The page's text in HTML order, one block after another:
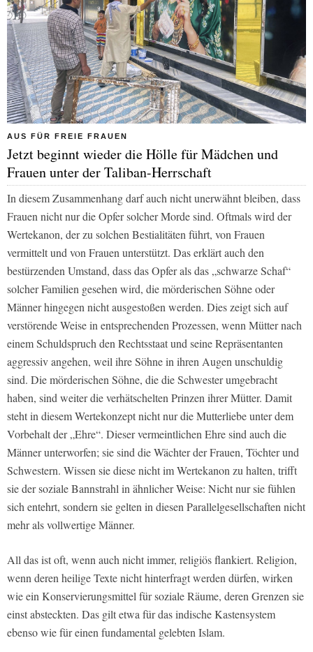
AUS FÜR FREIE FRAUEN
Jetzt beginnt wieder die Hölle für Mädchen und
Frauen unter der Taliban-Herrschaft
In diesem Zusammenhang darf auch nicht unerwähnt bleiben, dass
Frauen nicht nur die Opfer solcher Morde sind. Oftmals wird der
Wertekanon, der zu solchen Bestialitäten führt, von Frauen
vermittelt und von Frauen unterstützt. Das erklärt auch den
bestürzenden Umstand, dass das Opfer als das „schwarze Schaf“
solcher Familien gesehen wird, die mörderischen Söhne oder
Männer hingegen nicht ausgestoßen werden. Dies zeigt sich auf
verstörende Weise in entsprechenden Prozessen, wenn Mütter nach
einem Schuldspruch den Rechtsstaat und seine Repräsentanten
aggressiv angehen, weil ihre Söhne in ihren Augen unschuldig
sind. Die mörderischen Söhne, die die Schwester umgebracht
haben, sind weiter die verhätschelten Prinzen ihrer Mütter. Damit
steht in diesem Wertekonzept nicht nur die Mutterliebe unter dem
Vorbehalt der „Ehre“. Dieser vermeintlichen Ehre sind auch die
Männer unterworfen; sie sind die Wächter der Frauen, Töchter und
Schwestern. Wissen sie diese nicht im Wertekanon zu halten, trifft
sie der soziale Bannstrahl in ähnlicher Weise: Nicht nur sie fühlen
sich entehrt, sondern sie gelten in diesen Parallelgesellschaften nicht
mehr als vollwertige Männer.
All das ist oft, wenn auch nicht immer, religiös flankiert. Religion,
wenn deren heilige Texte nicht hinterfragt werden dürfen, wirken
wie ein Konservierungsmittel für soziale Räume, deren Grenzen sie
einst absteckten. Das gilt etwa für das indische Kastensystem
ebenso wie für einen fundamental gelebten Islam.